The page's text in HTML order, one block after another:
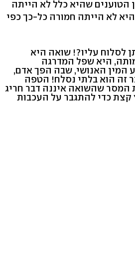
הטוענים שהיא כלל לא הייתה
לא הייתה חמורה כל-כך כפי
לסלוח עליו?! שואה היא
היא שפל המדרגה
המין האנושי, שבה הפך אדם,
זה הוא בלתי נסלח! הטפה
שהשואה איננה דבר חריג
קצת כדי להתגבר על העכבות